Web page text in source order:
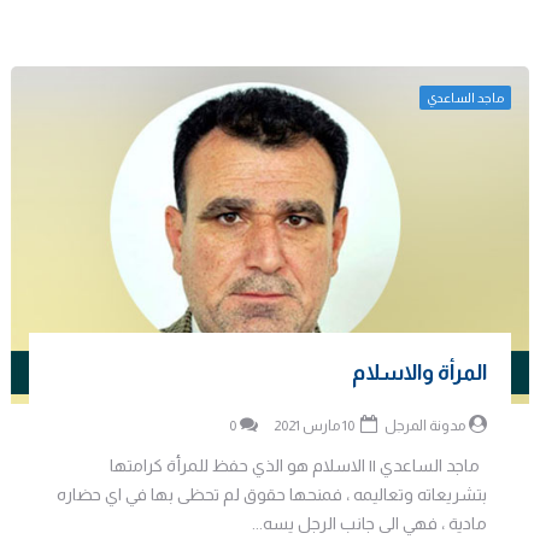
ماجد الساعدي
المرأة والاسلام
مدونة المرجل 0
ماجد الساعدي || الاسلام هو الذي حفظ للمرأة كرامتها
بتشريعاته وتعاليمه ، فمنحها حقوق لم تحظى بها في اي حضاره
مادية ، فهي الى جانب الرجل يسه...